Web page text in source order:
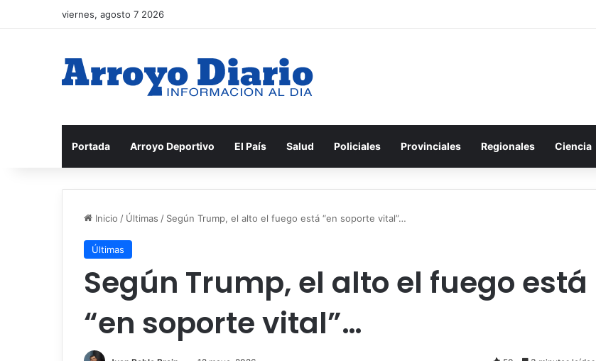
viernes, agosto 7 2026
Portada Arroyo Deportivo El País Salud Policiales Provinciales Regionales Ciencia
Inicio / Últimas / Según Trump, el alto el fuego está “en soporte vital”…
Últimas
Según Trump, el alto el fuego está
“en soporte vital”…